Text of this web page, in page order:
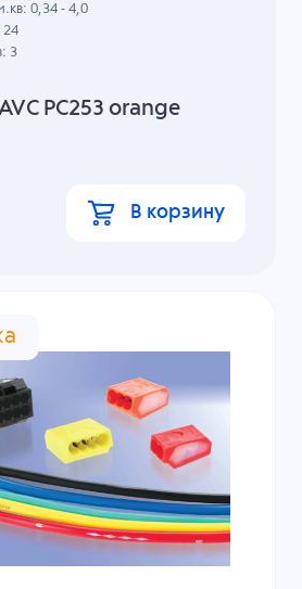
PC253 orange
0,34 - 4,0
24
3
В корзину